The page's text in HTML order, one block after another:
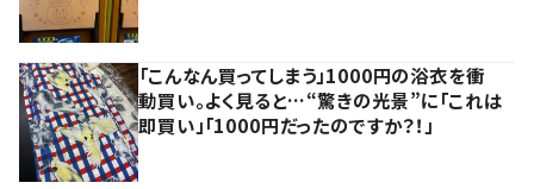
「こんなん買ってしまう」1000円の浴衣を衝
動買い。よく見ると…“驚きの光景”に「これは
即買い」「1000円だったのですか？！」